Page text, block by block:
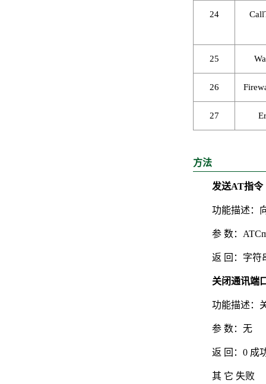
24
25
26
27
方法
发送AT指令
功能描述：
参 数：
返 回：字符
关闭通讯端
功能描述：
参 数：无
返 回：0 成
其 它 失败